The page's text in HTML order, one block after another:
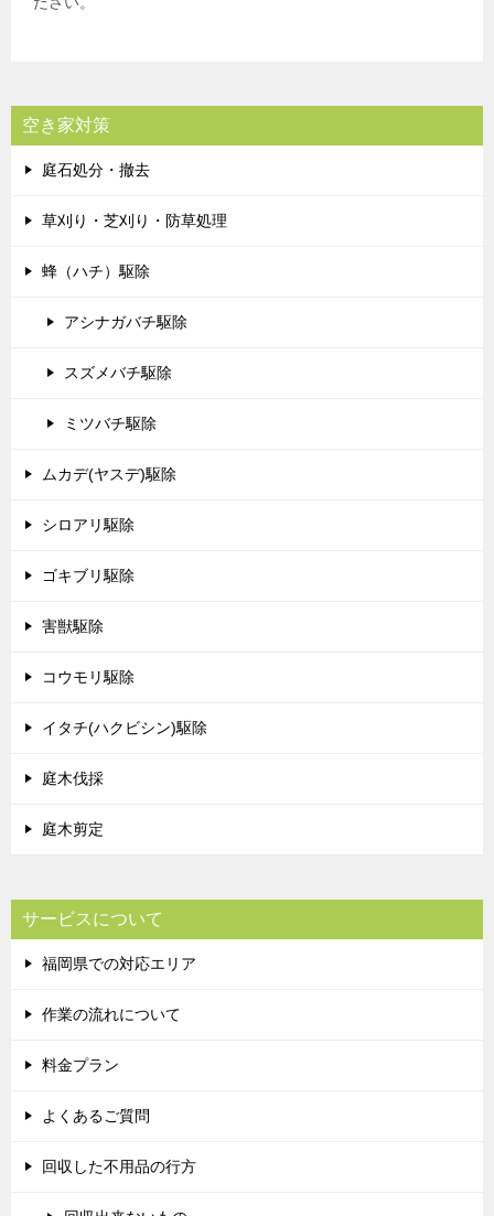
空き家対策
庭石処分・撤去
草刈り・芝刈り・防草処理
蜂（ハチ）駆除
アシナガバチ駆除
スズメバチ駆除
ミツバチ駆除
ムカデ(ヤスデ)駆除
シロアリ駆除
ゴキブリ駆除
害獣駆除
コウモリ駆除
イタチ(ハクビシン)駆除
庭木伐採
庭木剪定
サービスについて
福岡県での対応エリア
作業の流れについて
料金プラン
よくあるご質問
回収した不用品の行方